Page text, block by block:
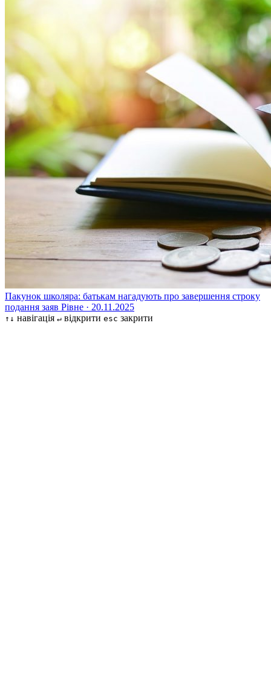
Пакунок школяра: батькам нагадують про завершення строку
подання заяв Рівне · 20.11.2025
↑↓ навігація ↵ відкрити esc закрити